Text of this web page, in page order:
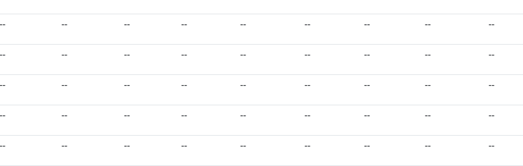
-- -- -- -- -- -- -- -- --
-- -- -- -- -- -- -- -- --
-- -- -- -- -- -- -- -- --
-- -- -- -- -- -- -- -- --
-- -- -- -- -- -- -- -- --